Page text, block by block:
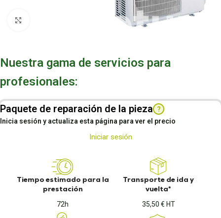
Nuestra gama de servicios para
profesionales:
Paquete de reparación de la pieza ?
Inicia sesión y actualiza esta página para ver el precio
Iniciar sesión
Tiempo estimado para la
prestación
72h
Transporte de ida y
vuelta*
35,50 € HT